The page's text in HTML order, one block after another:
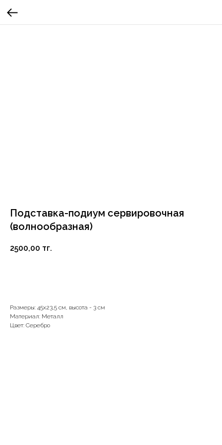
Подставка-подиум сервировочная
(волнообразная)
2500,00 тг.
Размеры: 45х23,5 см, высота - 3 см
Материал: Металл
Цвет: Серебро